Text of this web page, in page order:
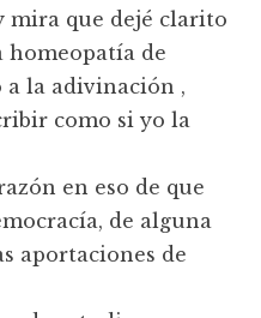
mira que dejé clarito
homeopatía de
la adivinación ,
como si yo la
en eso de que
de alguna
aportaciones de